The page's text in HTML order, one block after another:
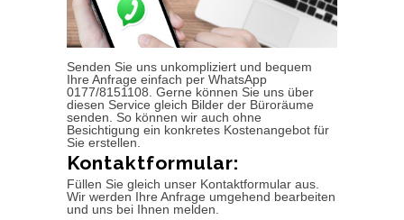
Senden Sie uns unkompliziert und bequem
Ihre Anfrage einfach per WhatsApp
0177/8151108. Gerne können Sie uns über
diesen Service gleich Bilder der Büroräume
senden. So können wir auch ohne
Besichtigung ein konkretes Kostenangebot für
Sie erstellen.
Kontaktformular:
Füllen Sie gleich unser Kontaktformular aus.
Wir werden Ihre Anfrage umgehend bearbeiten
und uns bei Ihnen melden.